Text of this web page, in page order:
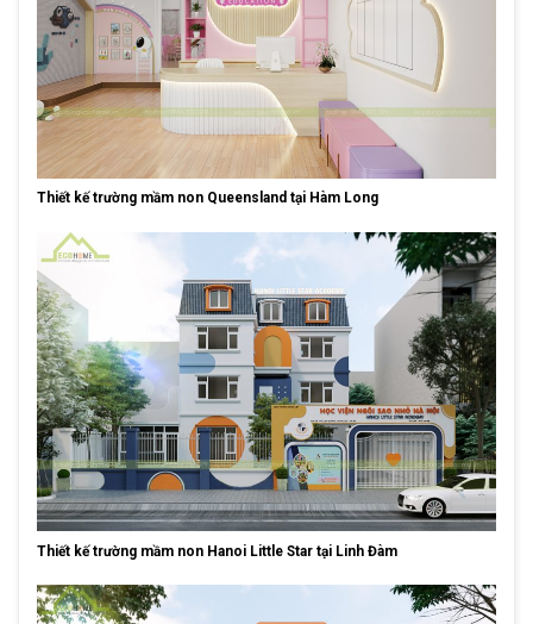
Thiết kế trường mầm non Queensland tại Hàm Long
Thiết kế trường mầm non Hanoi Little Star tại Linh Đàm